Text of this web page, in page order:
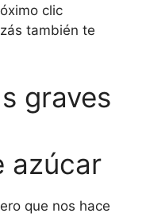
clic
también te
graves
azúcar
que nos hace